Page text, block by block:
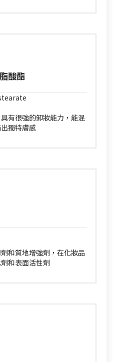
酸酯
有很強的卸妝能力，能混
獨特膚感
和質地增強劑，在化妝品
和表面活性劑